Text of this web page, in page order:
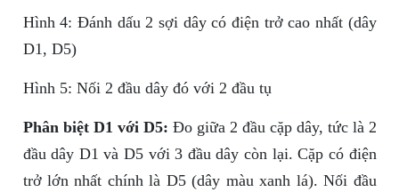
Hình 4: Đánh dấu 2 sợi dây có điện trở cao nhất (dây
D1, D5)
Hình 5: Nối 2 đầu dây đó với 2 đầu tụ
Phân biệt D1 với D5: Đo giữa 2 đầu cặp dây, tức là 2
đầu dây D1 và D5 với 3 đầu dây còn lại. Cặp có điện
trở lớn nhất chính là D5 (dây màu xanh lá). Nối đầu